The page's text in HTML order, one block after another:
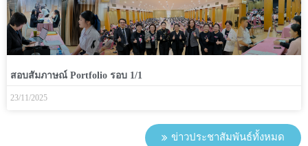
สอบสัมภาษณ์ Portfolio รอบ 1/1
23/11/2025
ข่าวประชาสัมพันธ์ทั้งหมด